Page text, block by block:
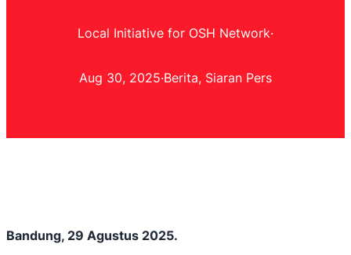
Local Initiative for OSH Network·
Aug 30, 2025·Berita, Siaran Pers
Bandung, 29 Agustus 2025.